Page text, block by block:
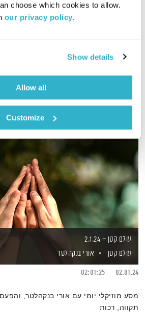
choose which cookies to allow.
our privacy policy.
Show details
Allow all
Customize
12.06.14
01:00:36
אודיו
עולם קטן – 2.1.24
עולם קטן
אורי בנקהלטר
02.01.24
02:01:25
מסע מוזיקלי יומי עם אורי בנקהלטר,
תקווה, רכות